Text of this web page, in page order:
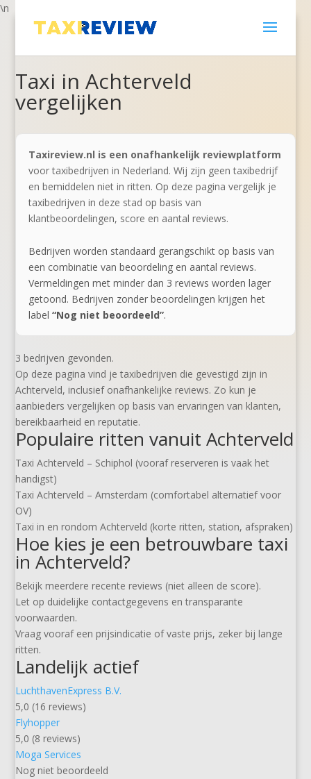
\n
Taxi in Achterveld
vergelijken
Taxireview.nl is een onafhankelijk reviewplatform
voor taxibedrijven in Nederland. Wij zijn geen taxibedrijf
en bemiddelen niet in ritten. Op deze pagina vergelijk je
taxibedrijven in deze stad op basis van
klantbeoordelingen, score en aantal reviews.
Bedrijven worden standaard gerangschikt op basis van
een combinatie van beoordeling en aantal reviews.
Vermeldingen met minder dan 3 reviews worden lager
getoond. Bedrijven zonder beoordelingen krijgen het
label“Nog niet beoordeeld”.
3 bedrijven gevonden.
Op deze pagina vind je taxibedrijven die gevestigd zijn in
Achterveld, inclusief onafhankelijke reviews. Zo kun je
aanbieders vergelijken op basis van ervaringen van klanten,
bereikbaarheid en reputatie.
Populaire ritten vanuit Achterveld
Taxi Achterveld – Schiphol (vooraf reserveren is vaak het
handigst)
Taxi Achterveld – Amsterdam (comfortabel alternatief voor
OV)
Taxi in en rondom Achterveld (korte ritten, station, afspraken)
Hoe kies je een betrouwbare taxi
in Achterveld?
Bekijk meerdere recente reviews (niet alleen de score).
Let op duidelijke contactgegevens en transparante
voorwaarden.
Vraag vooraf een prijsindicatie of vaste prijs, zeker bij lange
ritten.
Landelijk actief
LuchthavenExpress B.V.
5,0 (16 reviews)
Flyhopper
5,0 (8 reviews)
Moga Services
Nog niet beoordeeld